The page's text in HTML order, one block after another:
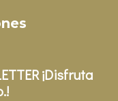
¡Disfruta